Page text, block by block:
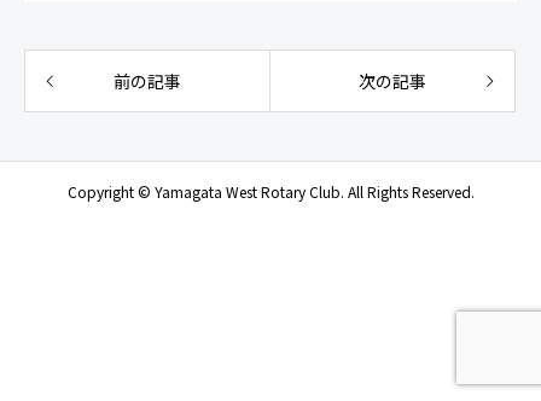
前の記事 次の記事
Copyright © Yamagata West Rotary Club. All Rights Reserved.